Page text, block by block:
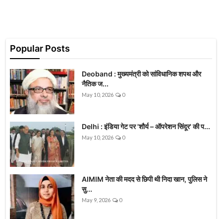
Popular Posts
Deoband : मुख्यमंत्री को सांविधानिक शपथ और
नैतिक ज...
May 10, 2026 0
Delhi : इंडिया गेट पर 'शौर्य – ऑपरेशन सिंदूर' की प...
May 10, 2026 0
AIMIM नेता की मदद से छिपी थी निदा खान, पुलिस ने
सु...
May 9, 2026 0